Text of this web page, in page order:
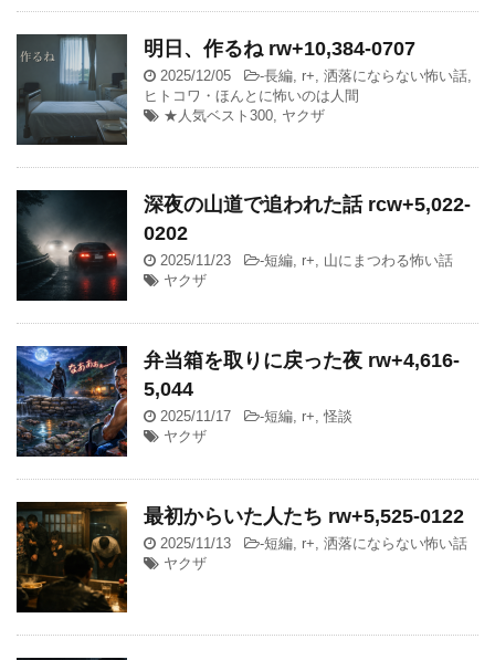
明日、作るね rw+10,384-0707
2025/12/05 -長編, r+, 洒落にならない怖い話,
ヒトコワ・ほんとに怖いのは人間
★人気ベスト300, ヤクザ
深夜の山道で追われた話 rcw+5,022-
0202
2025/11/23 -短編, r+, 山にまつわる怖い話
ヤクザ
弁当箱を取りに戻った夜 rw+4,616-
5,044
2025/11/17 -短編, r+, 怪談
ヤクザ
最初からいた人たち rw+5,525-0122
2025/11/13 -短編, r+, 洒落にならない怖い話
ヤクザ